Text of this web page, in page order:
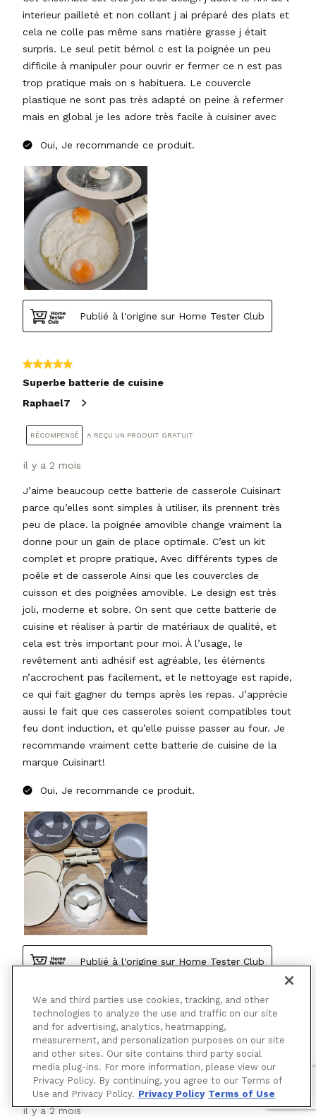
We and third parties use cookies, tracking, and other
technologies to analyze the use and traffic on our site
and for advertising, analytics, heatmapping,
measurement, and personalization purposes on our site
and other sites. Our site contains third party social
media plug-ins. For more information, please view our
Privacy Policy. By continuing, you agree to our Terms of
Use and Privacy Policy. Privacy Policy Terms of Use